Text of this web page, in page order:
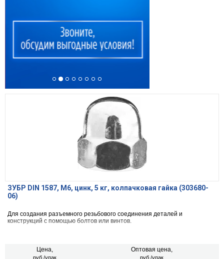
ЗУБР DIN 1587, M6, цинк, 5 кг, колпачковая гайка (303680-
06)
Для создания разъемного резьбового соединения деталей и
конструкций с помощью болтов или винтов.
Цена,
руб./упак
Оптовая цена,
руб./упак